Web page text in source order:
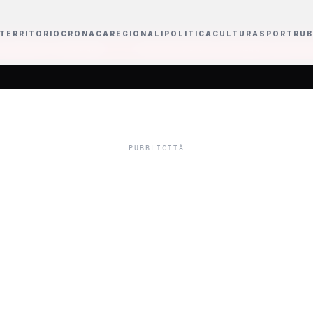
TERRITORIO CRONACA REGIONALI POLITICA CULTURA SPORT